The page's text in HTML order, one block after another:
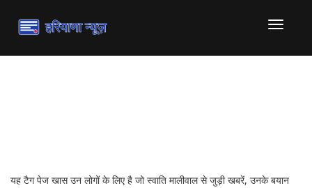
टॉगल
संचालित
यह टैग पेज खास उन लोगों के लिए है जो स्वाति मालीवाल से जुड़ी खबरें, उनके बयान